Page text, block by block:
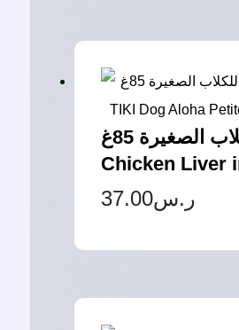
تيكي دوج الوها بتيتس بالدجاج وكبد الدجاج في المرق للكلاب الصغيرة 85غ – TIKI Dog Aloha Petites Chicken &
Chicken Liver
ر.س37.00